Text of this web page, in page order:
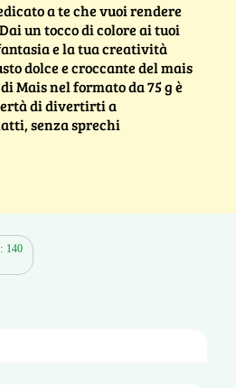
a te che vuoi rendere
un tocco di colore ai tuoi
e la tua creatività
dolce e croccante del mais
Mais nel formato da 75 g è
di divertirti a
senza sprechi
140